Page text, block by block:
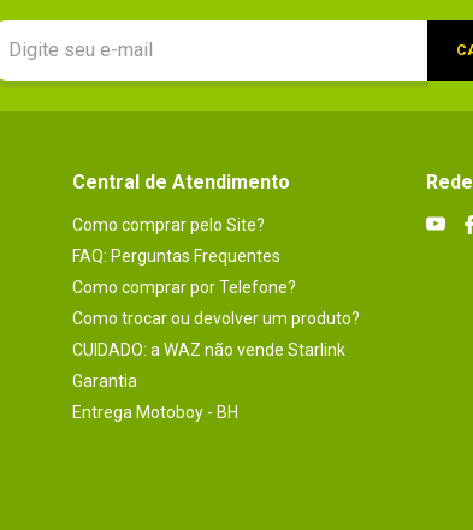
Central de Atendimento
Como comprar pelo Site?
FAQ: Perguntas Frequentes
Como comprar por Telefone?
Como trocar ou devolver um produto?
CUIDADO: a WAZ não vende Starlink
Garantia
Entrega Motoboy - BH